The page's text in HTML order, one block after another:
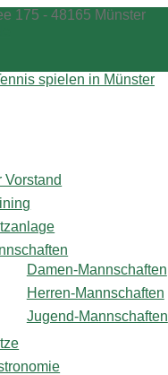
175 - 48165 Münster
Vorstand
Damen-Mannschaften
Herren-Mannschaften
Jugend-Mannschaften